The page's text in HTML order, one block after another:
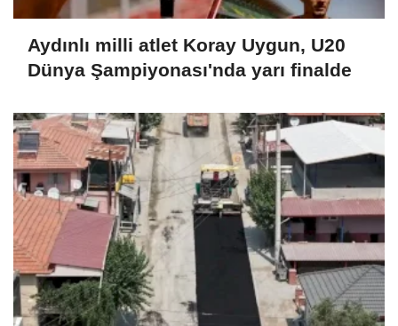
Aydınlı milli atlet Koray Uygun, U20
Dünya Şampiyonası'nda yarı finalde